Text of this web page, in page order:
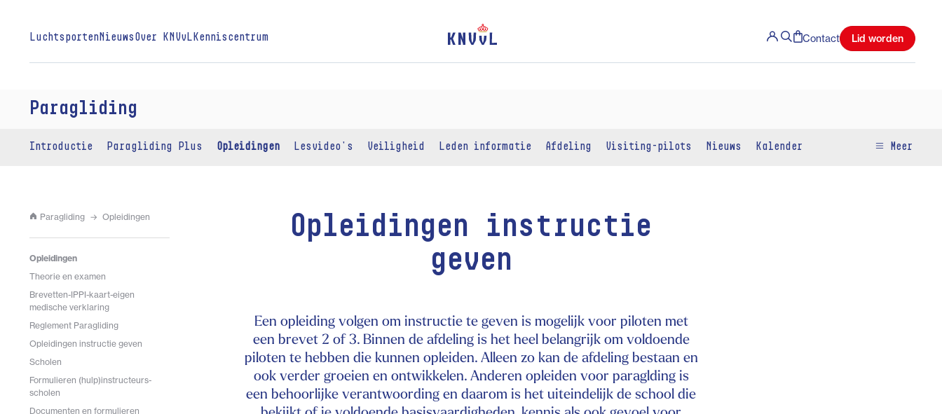
Luchtsporten Nieuws Over KNVvL Kenniscentrum Contact Lid worden
Paragliding
Introductie Paragliding Plus Opleidingen Lesvideo's Veiligheid Leden informatie Afdeling Visiting-pilots Nieuws Kalender Meer
Paragliding Opleidingen
Opleidingen
Theorie en examen
Brevetten-IPPI-kaart-eigen
medische verklaring
Reglement Paragliding
Opleidingen instructie geven
Scholen
Formulieren (hulp)instructeurs-
scholen
Documenten en formulieren
Opleidingen instructie
geven
Een opleiding volgen om instructie te geven is mogelijk voor piloten met
een brevet 2 of 3. Binnen de afdeling is het heel belangrijk om voldoende
piloten te hebben die kunnen opleiden. Alleen zo kan de afdeling bestaan en
ook verder groeien en ontwikkelen. Anderen opleiden voor paraglding is
een behoorlijke verantwoording en daarom is het uiteindelijk de school die